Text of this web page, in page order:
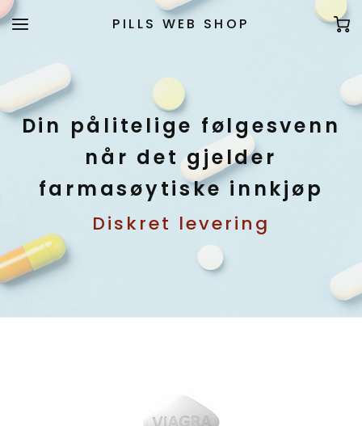
PILLS WEB SHOP
Din pålitelige følgesvenn
når det gjelder
farmasøytiske innkjøp
Diskret levering